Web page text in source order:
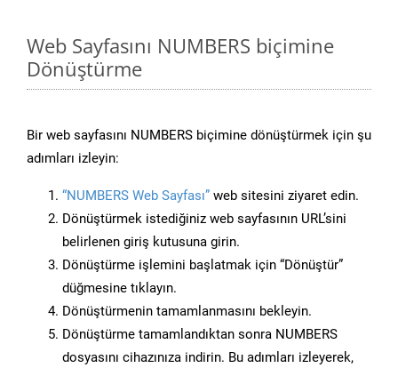
Web Sayfasını NUMBERS biçimine
Dönüştürme
Bir web sayfasını NUMBERS biçimine dönüştürmek için şu
adımları izleyin:
“NUMBERS Web Sayfası” web sitesini ziyaret edin.
Dönüştürmek istediğiniz web sayfasının URL’sini
belirlenen giriş kutusuna girin.
Dönüştürme işlemini başlatmak için “Dönüştür”
düğmesine tıklayın.
Dönüştürmenin tamamlanmasını bekleyin.
Dönüştürme tamamlandıktan sonra NUMBERS
dosyasını cihazınıza indirin. Bu adımları izleyerek,